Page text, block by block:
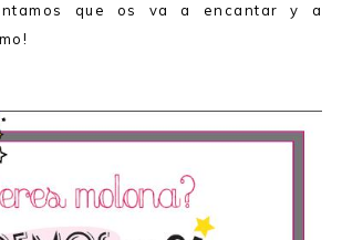
que os va a encantar y a